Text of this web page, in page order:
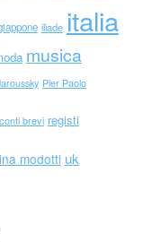
iliade italia
musica
Pier Paolo
brevi registi
modotti uk